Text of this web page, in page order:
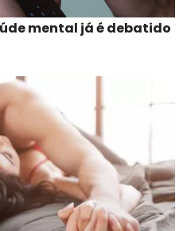
mental já é debatido